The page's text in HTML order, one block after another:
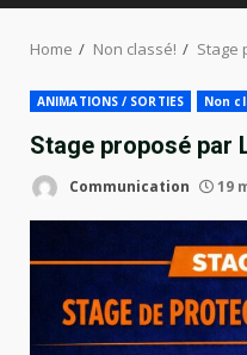
Home Non classé! Stage
ANIMATIONS / SORTIES Non
Stage proposé par
Communication 19